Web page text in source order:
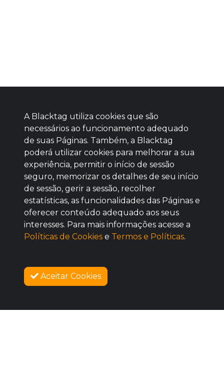
Baixe agora nosso app
SOBRE NÓS
A Blacktag utiliza cookies que são
necessários ao funcionamento adequado
de suas Páginas. Também, a Blacktag
poderá utilizar cookies para melhorar a sua
experiência, permitir o início de sessão
seguro, memorizar os detalhes de seu início
de sessão, gerir a sessão, recolher
estatísticas, as funcionalidades das Páginas e
oferecer conteúdo adequado aos seus
interesses. Para mais informações acesse a
Políticas de Cookies e Termos e Políticas.
Aceitar Cookies